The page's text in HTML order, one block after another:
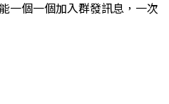
一個一個加入群發訊息，一次